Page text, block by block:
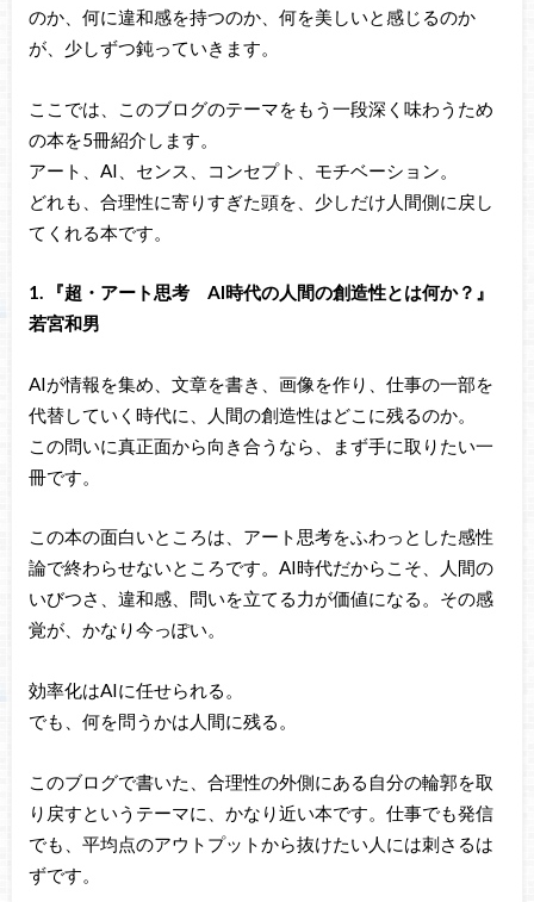
のか、何に違和感を持つのか、何を美しいと感じるのか
が、少しずつ鈍っていきます。
ここでは、このブログのテーマをもう一段深く味わうため
の本を5冊紹介します。
アート、AI、センス、コンセプト、モチベーション。
どれも、合理性に寄りすぎた頭を、少しだけ人間側に戻し
てくれる本です。
1. 『超・アート思考 AI時代の人間の創造性とは何か？』
若宮和男
AIが情報を集め、文章を書き、画像を作り、仕事の一部を
代替していく時代に、人間の創造性はどこに残るのか。
この問いに真正面から向き合うなら、まず手に取りたい一
冊です。
この本の面白いところは、アート思考をふわっとした感性
論で終わらせないところです。AI時代だからこそ、人間の
いびつさ、違和感、問いを立てる力が価値になる。その感
覚が、かなり今っぽい。
効率化はAIに任せられる。
でも、何を問うかは人間に残る。
このブログで書いた、合理性の外側にある自分の輪郭を取
り戻すというテーマに、かなり近い本です。仕事でも発信
でも、平均点のアウトプットから抜けたい人には刺さるは
ずです。